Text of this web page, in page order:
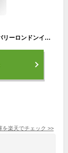
【美品】 BURBERRY LONDON ENGLAND / バーバリーロンドンイングランド | ホースフェリー / ステンカラー オーバー コート / ロゴ総裏地 | 44 | ベージュ | メンズ
を楽天でチェック >>